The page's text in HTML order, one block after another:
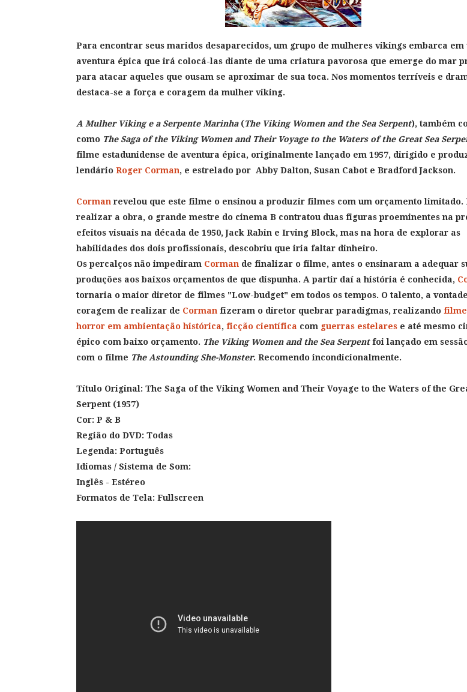
Para encontrar seus maridos desaparecidos, um grupo de mulheres vikings embarca em
aventura épica que irá colocá-las diante de uma criatura pavorosa que emerge do mar
para atacar aqueles que ousam se aproximar de sua toca. Nos momentos terríveis e
destaca-se a força e coragem da mulher viking.
A Mulher Viking e a Serpente Marinha(The Viking Women and the Sea Serpent), também
como The Saga of the Viking Women and Their Voyage to the Waters of the Great Sea
filme estadunidense de aventura épica, originalmente lançado em 1957, dirigido e
lendário Roger Corman, e estrelado por Abby Dalton, Susan Cabot e Bradford Jackson.
Corman revelou que este filme o ensinou a produzir filmes com um orçamento limitado.
realizar a obra, o grande mestre do cinema B contratou duas figuras proeminentes na
efeitos visuais na década de 1950, Jack Rabin e Irving Block, mas na hora de explorar as
habilidades dos dois profissionais, descobriu que iria faltar dinheiro.
Os percalços não impediram Corman de finalizar o filme, antes o ensinaram a adequar
produções aos baixos orçamentos de que dispunha. A partir daí a história é conhecida,
tornaria o maior diretor de filmes "Low-budget" em todos os tempos. O talento, a
coragem de realizar de Corman fizeram o diretor quebrar paradigmas, realizando
horror em ambientação histórica, ficção científica com guerras estelares e até mesmo
épico com baixo orçamento. The Viking Women and the Sea Serpentfoi lançado em
com o filme The Astounding She-Monster. Recomendo incondicionalmente.
Título Original: The Saga of the Viking Women and Their Voyage to the Waters of the
Serpent (1957)
Cor: P & B
Região do DVD: Todas
Legenda: Português
Idiomas / Sistema de Som:
Inglês - Estéreo
Formatos de Tela: Fullscreen